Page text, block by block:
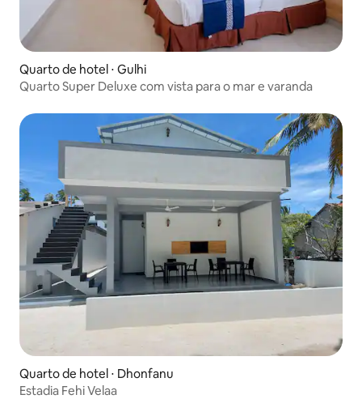
Quarto de hotel ⋅ Gulhi
Quarto Super Deluxe com vista para o mar e varanda
Quarto de hotel ⋅ Dhonfanu
Estadia Fehi Velaa